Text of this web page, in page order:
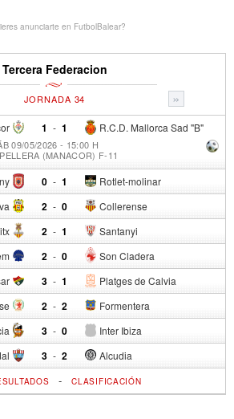
anunciarte en FutbolBalear?
Tercera Federacion
»
JORNADA 34
1 - R.C.D. Mallorca Sad "B"
1
09/05/2026 - 15:00 H
(MANACOR) F-11
0 - Rotlet-molinar
1
2 - Collerense
0
2 - Santanyi
1
2 - Son Cladera
0
3 - Platges de Calvia
1
2 - Formentera
2
3 - Inter Ibiza
0
3 - Alcudia
2
-CLASIFICACIÓN